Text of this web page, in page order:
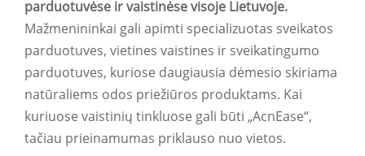
parduotuvėse ir vaistinėse visoje Lietuvoje.
Mažmenininkai gali apimti specializuotas sveikatos
parduotuves, vietines vaistines ir sveikatingumo
parduotuves, kuriose daugiausia dėmesio skiriama
natūraliems odos priežiūros produktams. Kai
kuriuose vaistinių tinkluose gali būti „AcnEase“,
tačiau prieinamumas priklauso nuo vietos.